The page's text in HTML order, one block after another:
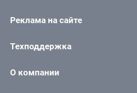
Реклама на сайте
Техподдержка
О компании